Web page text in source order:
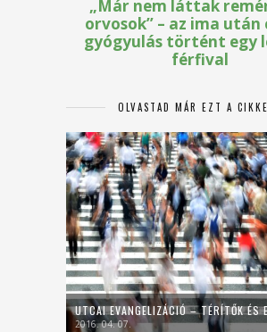
OLVASTAD MÁR EZT A
UTCAI EVANGELIZÁCIÓ – TÉRÍTŐK ÉS
2016. 04. 07.